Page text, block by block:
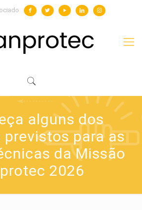
alguns dos
para as
da Missão
2026